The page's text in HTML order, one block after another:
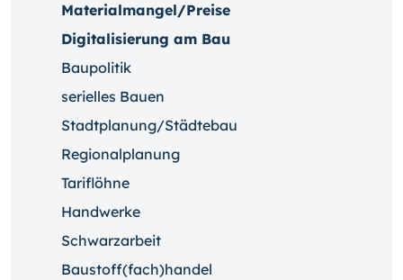
Materialmangel/Preise
Digitalisierung am Bau
Baupolitik
serielles Bauen
Stadtplanung/Städtebau
Regionalplanung
Tariflöhne
Handwerke
Schwarzarbeit
Baustoff(fach)handel